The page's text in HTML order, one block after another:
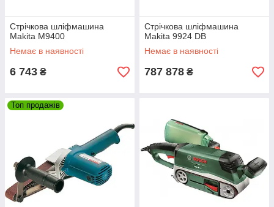
Стрічкова шліфмашина
Makita M9400
Немає в наявності
6 743 ₴
Стрічкова шліфмашина
Makita 9924 DB
Немає в наявності
787 878 ₴
Топ продажів